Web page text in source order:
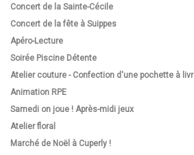
Concert de la Sainte-Cécile
Concert de la fête à Suippes
Apéro-Lecture
Soirée Piscine Détente
Atelier couture - Confection d'une pochette à
Animation RPE
Samedi on joue ! Après-midi jeux
Atelier floral
Marché de Noël à Cuperly !